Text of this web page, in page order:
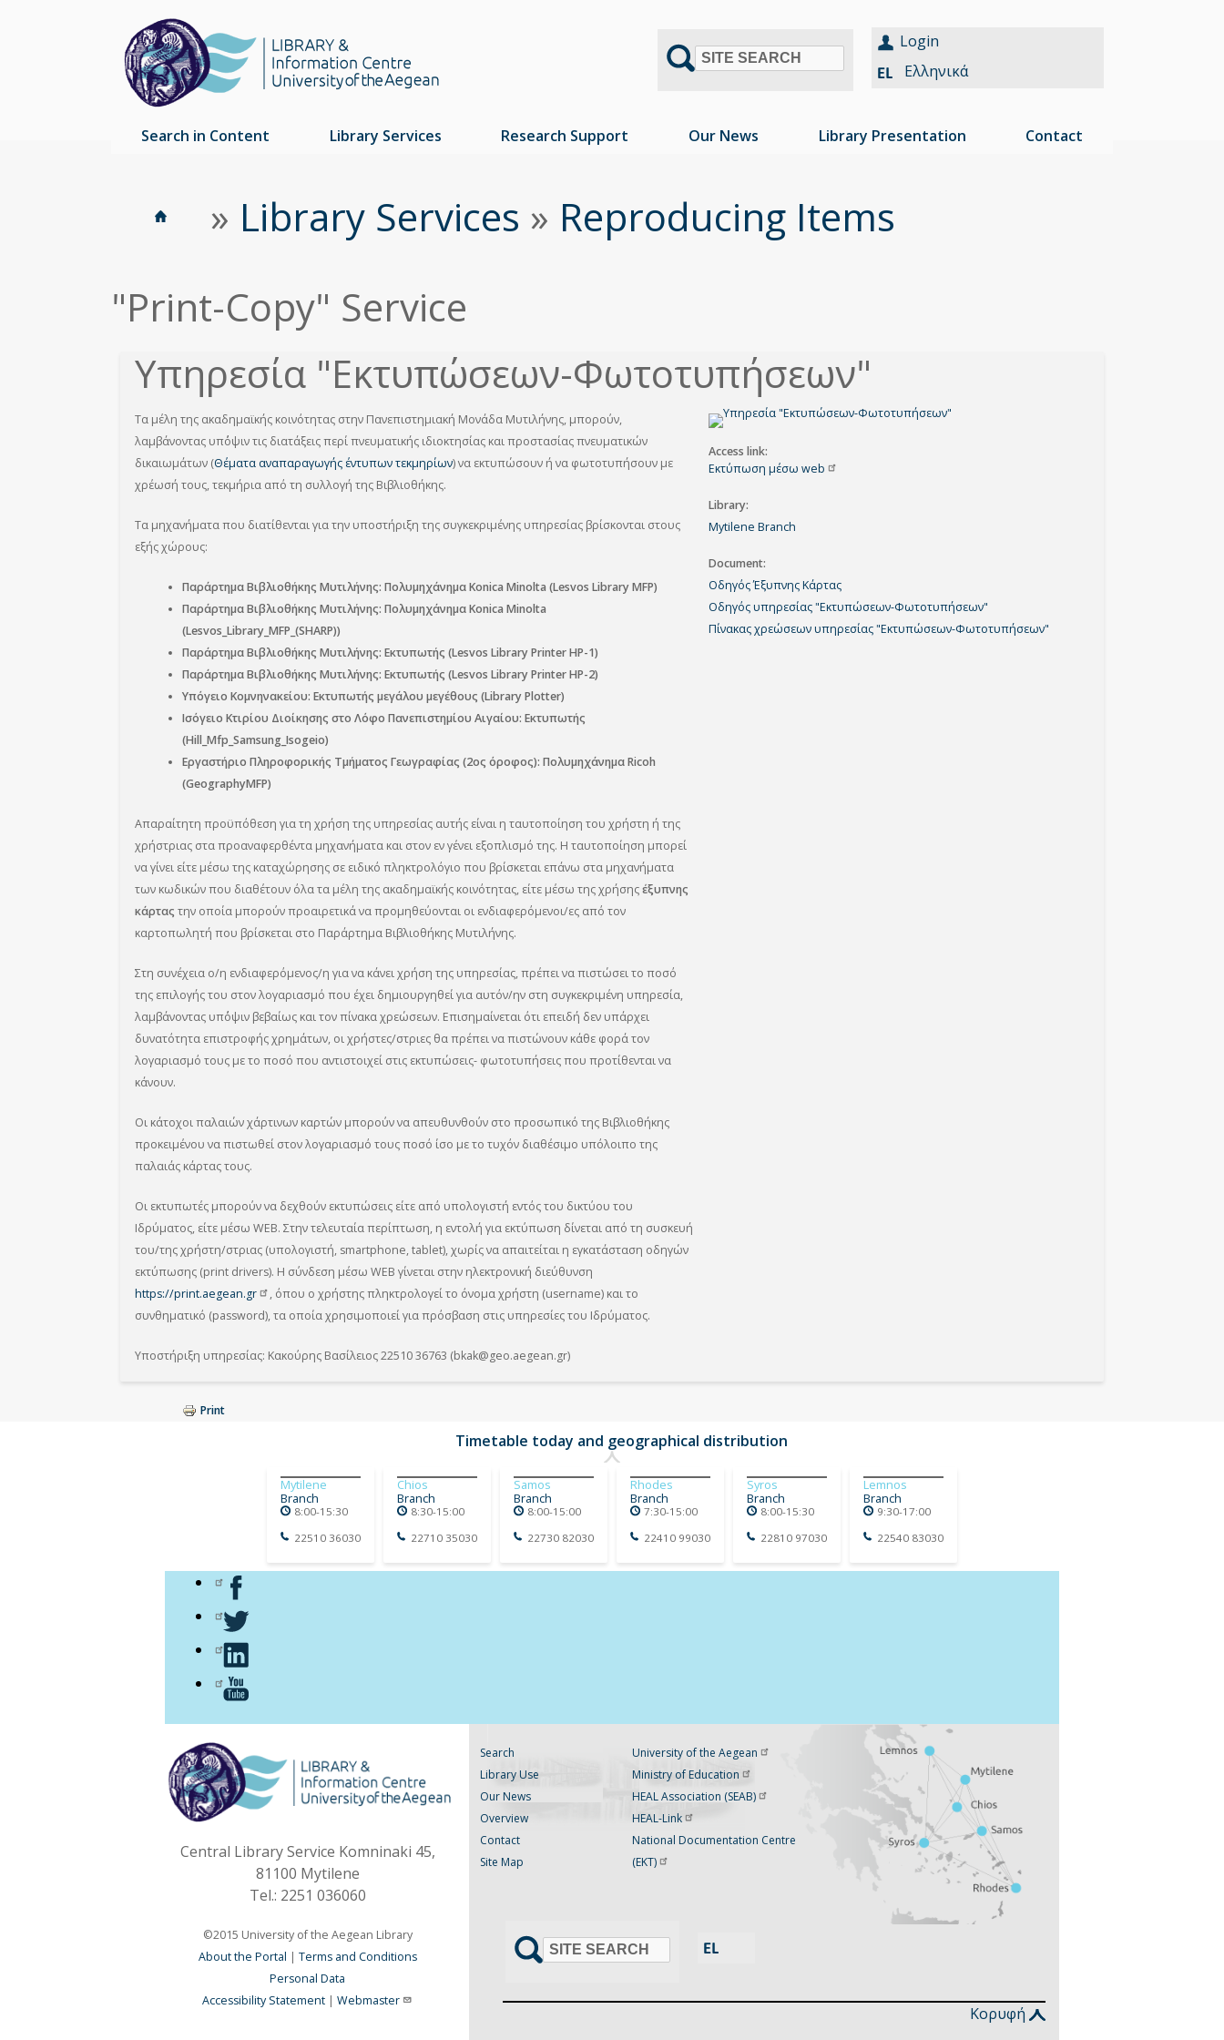
SITE SEARCH
Login
Ελληνικά
Search in Content Library Services Research Support Our News Library Presentation Contact
Breadcrumbs
Είστε
Home» Library Services » Reproducing Items
"Print-Copy" Service
Υπηρεσία "Εκτυπώσεων-Φωτοτυπήσεων"
Τα μέλη της ακαδημαϊκής κοινότητας στην Πανεπιστημιακή Μονάδα Μυτιλήνης, μπορούν,
λαμβάνοντας υπ΄όψιν τις διατάξεις περί πνευματικής ιδιοκτησίας και προστασίας πνευματικών
δικαιωμάτων (Θέματα αναπαραγωγής έντυπων τεκμηρίων) να εκτυπώσουν ή να φωτοτυπήσουν με
χρέωσή τους, τεκμήρια από τη συλλογή της Βιβλιοθήκης.
Τα μηχανήματα που διατίθενται για την υποστήριξη της συγκεκριμένης υπηρεσίας βρίσκονται στους
εξής χώρους:
Παράρτημα Βιβλιοθήκης Μυτιλήνης: Πολυμηχάνημα Konica Minolta (Lesvos Library MFP)
Παράρτημα Βιβλιοθήκης Μυτιλήνης: Πολυμηχάνημα Konica Minolta
(Lesvos_Library_MFP_(SHARP))
Παράρτημα Βιβλιοθήκης Μυτιλήνης: Εκτυπωτής (Lesvos Library Printer HP-1)
Παράρτημα Βιβλιοθήκης Μυτιλήνης: Εκτυπωτής (Lesvos Library Printer HP-2)
Υπόγειο Κομνηνακείου: Εκτυπωτής μεγάλου μεγέθους (Library Plotter)
Ισόγειο Κτιρίου Διοίκησης στο Λόφο Πανεπιστημίου Αιγαίου: Εκτυπωτής
(Hill_Mfp_Samsung_Isogeio)
Εργαστήριο Πληροφορικής Τμήματος Γεωγραφίας (2ος όροφος): Πολυμηχάνημα Ricoh
(GeographyMFP)
Απαραίτητη προϋπόθεση για τη χρήση της υπηρεσίας αυτής είναι η ταυτοποίηση του χρήστη ή της
χρήστριας στα προαναφερθέντα μηχανήματα και στον εν γένει εξοπλισμό της. Η ταυτοποίηση μπορεί
να γίνει είτε μέσω της καταχώρησης σε ειδικό πληκτρολόγιο που βρίσκεται επάνω στα μηχανήματα
των κωδικών που διαθέτουν όλα τα μέλη της ακαδημαϊκής κοινότητας, είτε μέσω της χρήσηςέξυπνης
κάρτας την οποία μπορούν προαιρετικά να προμηθεύονται οι ενδιαφερόμενοι/ες από τον
καρτοπωλητή που βρίσκεται στο Παράρτημα Βιβλιοθήκης Μυτιλήνης.
Στη συνέχεια ο/η ενδιαφερόμενος/η για να κάνει χρήση της υπηρεσίας, πρέπει να πιστώσει το ποσό
της επιλογής του στον λογαριασμό που έχει δημιουργηθεί για αυτόν/ην στη συγκεκριμένη υπηρεσία,
λαμβάνοντας υπ΄όψιν βεβαίως και τον πίνακα χρεώσεων. Επισημαίνεται ότι επειδή δεν υπάρχει
δυνατότητα επιστροφής χρημάτων, οι χρήστες/στριες θα πρέπει να πιστώνουν κάθε φορά τον
λογαριασμό τους με το ποσό που αντιστοιχεί στις εκτυπώσεις- φωτοτυπήσεις που προτίθενται να
κάνουν.
Οι κάτοχοι παλαιών χάρτινων καρτών μπορούν να απευθυνθούν στο προσωπικό της Βιβλιοθήκης
προκειμένου να πιστωθεί στον λογαριασμό τους ποσό ίσο με το τυχόν διαθέσιμο υπόλοιπο της
παλαιάς κάρτας τους.
Οι εκτυπωτές μπορούν να δεχθούν εκτυπώσεις είτε από υπολογιστή εντός του δικτύου του
Ιδρύματος, είτε μέσω WEB. Στην τελευταία περίπτωση, η εντολή για εκτύπωση δίνεται από τη συσκευή
του/της χρήστη/στριας (υπολογιστή, smartphone, tablet), χωρίς να απαιτείται η εγκατάσταση οδηγών
εκτύπωσης (print drivers). Η σύνδεση μέσω WEB γίνεται στην ηλεκτρονική διεύθυνση
https://print.aegean.gr
, όπου ο χρήστης πληκτρολογεί το όνομα χρήστη (username) και το
συνθηματικό (password), τα οποία χρησιμοποιεί για πρόσβαση στις υπηρεσίες του Ιδρύματος.
Υποστήριξη υπηρεσίας: Κακούρης Βασίλειος 22510 36763 (bkak@geo.aegean.gr)
Access link
Εκτύπωση μέσω web
Library
Mytilene Branch
Document
Οδηγός Έξυπνης Κάρτας
Οδηγός υπηρεσίας "Εκτυπώσεων-Φωτοτυπήσεων"
Πίνακας χρεώσεων υπηρεσίας "Εκτυπώσεων-Φωτοτυπήσεων"
Print
Timetable today and geographical distribution
Mytilene
Branch
8:00-15:30
22510 36030
Chios
Branch
8:30-15:00
22710 35030
Samos
Branch
8:00-15:00
22730 82030
Rhodes
Branch
7:30-15:00
22410 99030
Syros
Branch
8:00-15:30
22810 97030
Lemnos
Branch
9:30-17:00
22540 83030
Central Library Service Komninaki 45,
81100 Mytilene
Tel.: 2251 036060
©2015 University of the Aegean Library
About the Portal | Terms and Conditions
Personal Data
Accessibility Statement |Webmaster
Search
Library Use
Our News
Overview
Contact
Site Map
University of the Aegean
Ministry ofEducation
HEAL Association (SEAB)
HEAL-Link
National Documentation Centre
(EKT)
SITE SEARCH
Κορυφή